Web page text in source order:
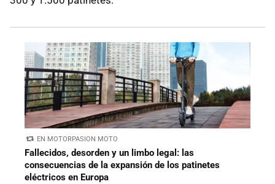
EN MOTORPASION MOTO
Fallecidos, desorden y un limbo legal: las
consecuencias de la expansión de los patinetes
eléctricos en Europa